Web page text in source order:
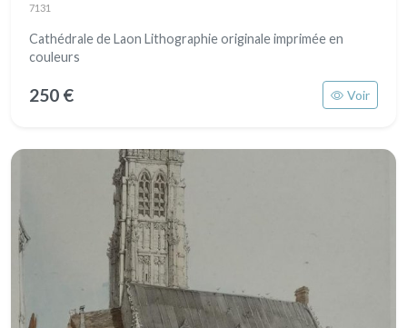
7131
Cathédrale de Laon Lithographie originale imprimée en
couleurs
250 € Voir